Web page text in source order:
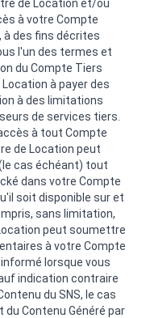
de Location et/ou
à votre Compte
à des fins décrites
l'un des termes et
du Compte Tiers
à payer des
à des limitations
de services tiers.
à tout Compte
de Location peut
cas échéant) tout
dans votre Compte
soit disponible sur et
sans limitation,
peut soumettre
à votre Compte
lorsque vous
indication contraire
du SNS, le cas
Contenu Généré par